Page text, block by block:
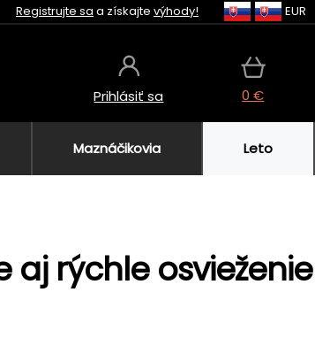
Registrujte sa a získajte výhody! EUR
Prihlásiť sa 0 €
Maznáčikovia Leto
aj rýchle osvieženie